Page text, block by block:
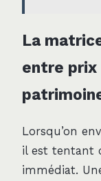
La
entre prix
Lorsqu’on
il est tentant
immédiat.